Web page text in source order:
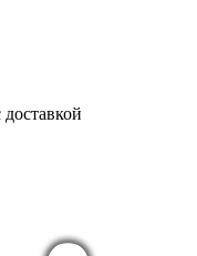
доставкой